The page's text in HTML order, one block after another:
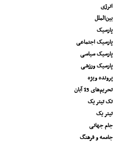
انرژی
بین‌الملل
پارسیک
پارسیک اجتماعی
پارسیک سیاسی
پارسیک ورزشی
پرونده ویژه
تحریم‌های 13 آبان
تک تیتر یک
تیتر یک
جام جهانی
جامعه و فرهنگ